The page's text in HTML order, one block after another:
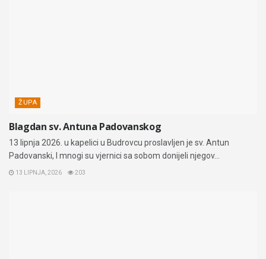
ŽUPA
Blagdan sv. Antuna Padovanskog
13 lipnja 2026. u kapelici u Budrovcu proslavljen je sv. Antun
Padovanski, I mnogi su vjernici sa sobom donijeli njegov...
13 LIPNJA, 2026 203